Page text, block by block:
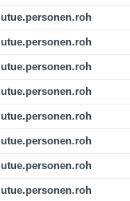
utue.personen.roh
utue.personen.roh
utue.personen.roh
utue.personen.roh
utue.personen.roh
utue.personen.roh
utue.personen.roh
utue.personen.roh